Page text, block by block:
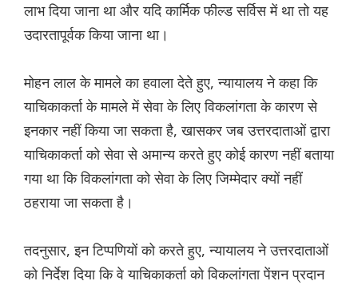
लाभ दिया जाना था और यदि कार्मिक फील्ड सर्विस में था तो यह
उदारतापूर्वक किया जाना था।
मोहन लाल के मामले का हवाला देते हुए, न्यायालय ने कहा कि
याचिकाकर्ता के मामले में सेवा के लिए विकलांगता के कारण से
इनकार नहीं किया जा सकता है, खासकर जब उत्तरदाताओं द्वारा
याचिकाकर्ता को सेवा से अमान्य करते हुए कोई कारण नहीं बताया
गया था कि विकलांगता को सेवा के लिए जिम्मेदार क्यों नहीं
ठहराया जा सकता है।
तदनुसार, इन टिप्पणियों को करते हुए, न्यायालय ने उत्तरदाताओं
को निर्देश दिया कि वे याचिकाकर्ता को विकलांगता पेंशन प्रदान